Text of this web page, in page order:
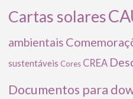
Cartas solares
ambientais
sustentáveis Cores CREA
Documentos para